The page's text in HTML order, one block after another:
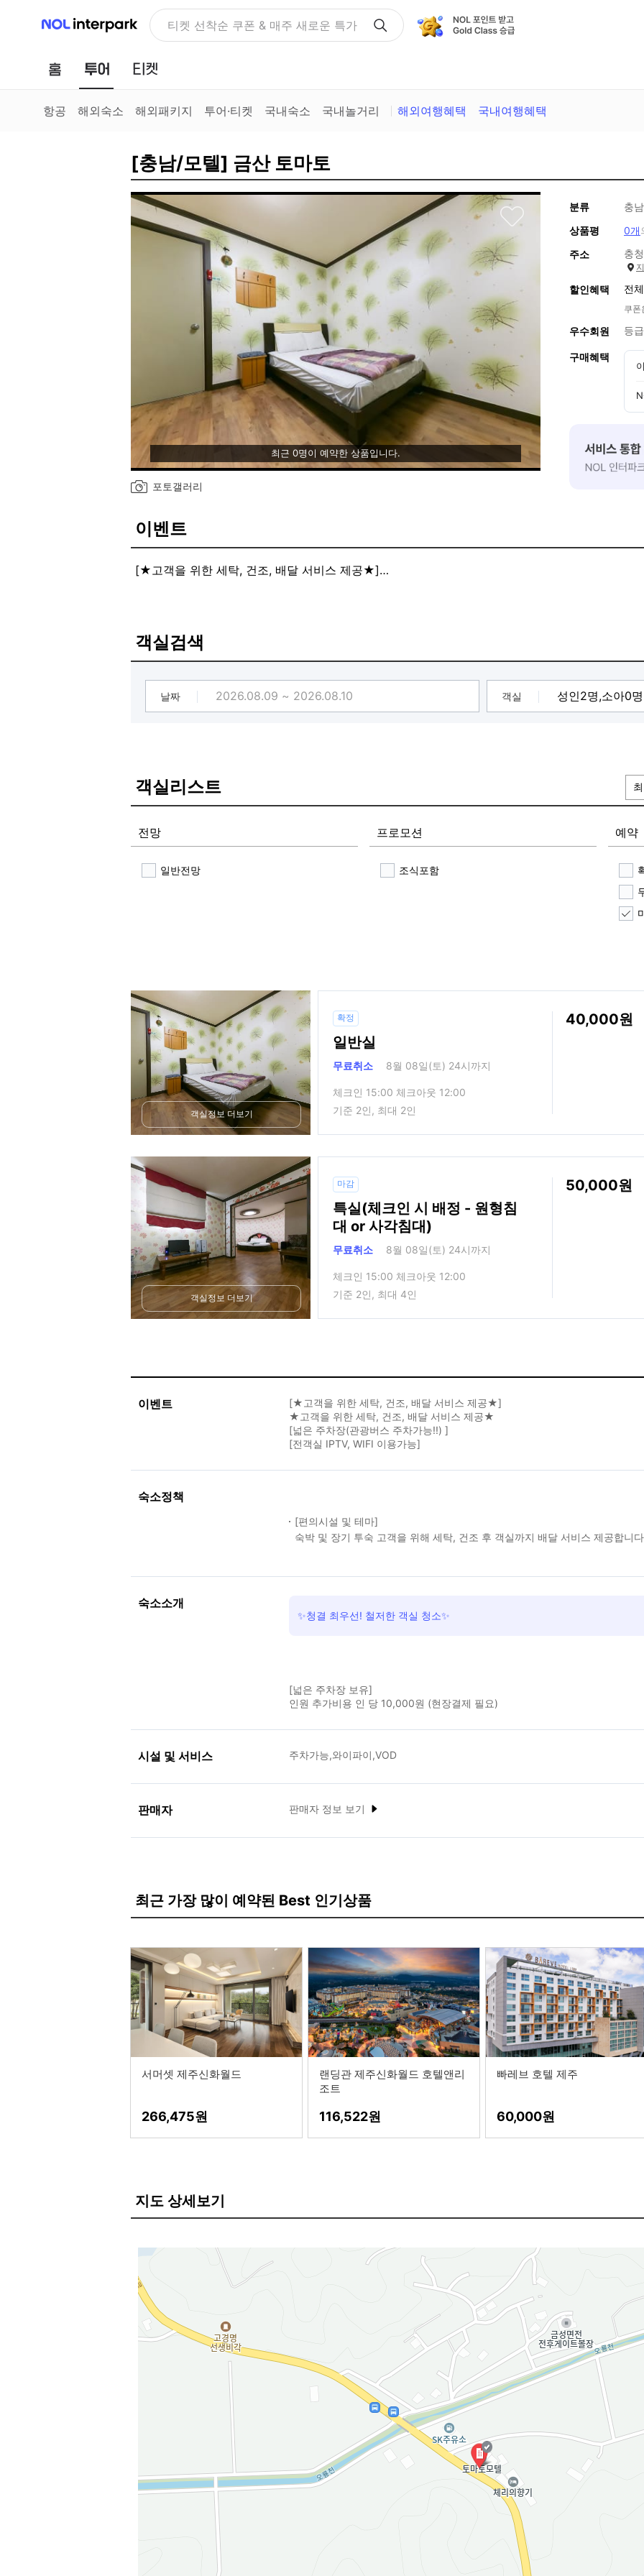
NOL 인터파크 티켓 선착순 쿠폰 & 매주 새로운 특가
홈 투어
항공 해외숙소 해외패키지 투어·티켓 국내숙소 국내놀거리 해외여행혜택 국내여행혜택
[충남/모텔] 금산 토마토
최근 0명이 예약한 상품입니다.
포토갤러리
분류
충
상품평
0개
주소
충
할인혜택 전
쿠폰
우수회원 등
구매혜택
이벤트
[★고객을 위한 세탁, 건조, 배달 서비스 제공★]
객실검색
날짜 객실
객실리스트
전망
일반전망
프로모션
조식포함
예약
객실정보 더보기
확정
일반실
무료취소 8월 08일(토) 24시까지
체크인 15:00 체크아웃 12:00
기준 2인, 최대 2인
40,000
객실정보 더보기
마감
특실(체크인 시 배정 - 원형침
대 or 사각침대)
무료취소 8월 08일(토) 24시까지
체크인 15:00 체크아웃 12:00
기준 2인, 최대 4인
50,000
이벤트
[★고객을 위한 세탁, 건조, 배달 서비스 제공★]
★고객을 위한 세탁, 건조, 배달 서비스 제공★
[넓은 주차장(관광버스 주차가능!!) ]
[전객실 IPTV, WIFI 이용가능]
숙소정책
[편의시설 및 테마]
숙박 및 장기 투숙 고객을 위해 세탁, 건조 후 객실까지 배달 서비스 제공합니
숙소소개
✨청결 최우선! 철저한 객실 청소✨
[넓은 주차장 보유]
인원 추가비용 인 당 10,000원 (현장결제 필요)
시설 및 서비스 주차가능,와이파이,VOD
판매자 판매자 정보 보기
최근 가장 많이 예약된 Best 인기상품
서머셋 제주신화월드
266,475
랜딩관 제주신화월드 호텔앤리
조트
116,522
빠레브 호텔 제주
60,000
지도 상세보기